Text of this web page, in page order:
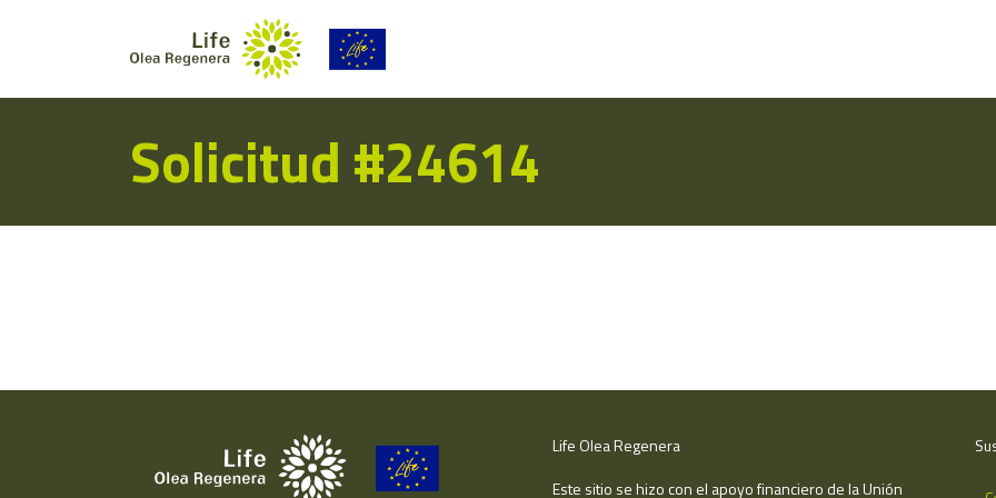
Solicitud #24614
Life Olea Regenera
Este sitio se hizo con el apoyo financiero de la Unión